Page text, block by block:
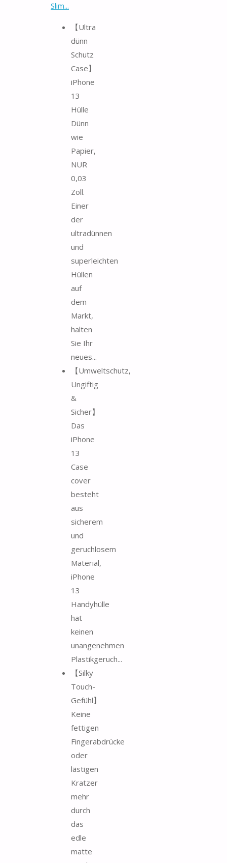
Slim...
【Ultra
dünn
Schutz
Case】
iPhone
13
Hülle
Dünn
wie
Papier,
NUR
0,03
Zoll.
Einer
der
ultradünnen
und
superleichten
Hüllen
auf
dem
Markt,
halten
Sie Ihr
neues...
【Umweltschutz,
Ungiftig
&
Sicher】
Das
iPhone
13
Case
cover
besteht
aus
sicherem
und
geruchlosem
Material,
iPhone
13
Handyhülle
hat
keinen
unangenehmen
Plastikgeruch...
【Silky
Touch-
Gefühl】
Keine
fettigen
Fingerabdrücke
oder
lästigen
Kratzer
mehr
durch
das
edle
matte